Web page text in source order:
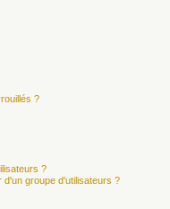
?
?
d'un groupe d'utilisateurs ?